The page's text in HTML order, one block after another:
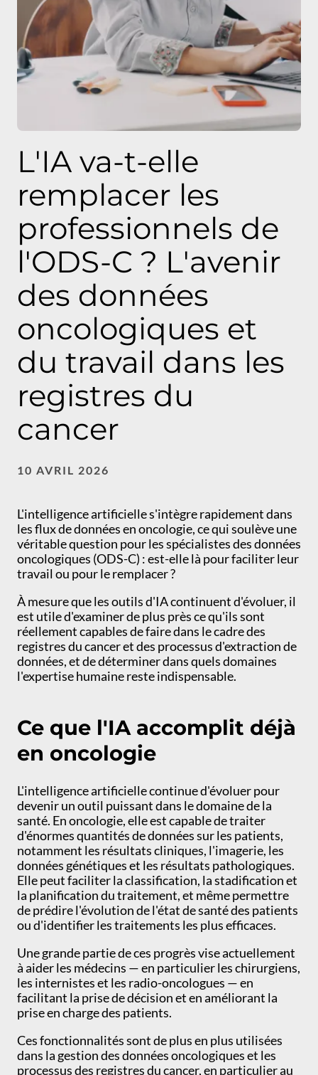
L'IA va-t-elle
remplacer les
professionnels de
l'ODS-C ? L'avenir
des données
oncologiques et
du travail dans les
registres du
cancer
10 AVRIL 2026
L'intelligence artificielle s'intègre rapidement dans
les flux de données en oncologie, ce qui soulève une
véritable question pour les spécialistes des données
oncologiques (ODS-C) : est-elle là pour faciliter leur
travail ou pour le remplacer ?
À mesure que les outils d'IA continuent d'évoluer, il
est utile d'examiner de plus près ce qu'ils sont
réellement capables de faire dans le cadre des
registres du cancer et des processus d'extraction de
données, et de déterminer dans quels domaines
l'expertise humaine reste indispensable.
Ce que l'IA accomplit déjà
en oncologie
L'intelligence artificielle continue d'évoluer pour
devenir un outil puissant dans le domaine de la
santé. En oncologie, elle est capable de traiter
d'énormes quantités de données sur les patients,
notamment les résultats cliniques, l'imagerie, les
données génétiques et les résultats pathologiques.
Elle peut faciliter la classification, la stadification et
la planification du traitement, et même permettre
de prédire l'évolution de l'état de santé des patients
ou d'identifier les traitements les plus efficaces.
Une grande partie de ces progrès vise actuellement
à aider les médecins — en particulier les chirurgiens,
les internistes et les radio-oncologues — en
facilitant la prise de décision et en améliorant la
prise en charge des patients.
Ces fonctionnalités sont de plus en plus utilisées
dans la gestion des données oncologiques et les
processus des registres du cancer, en particulier au